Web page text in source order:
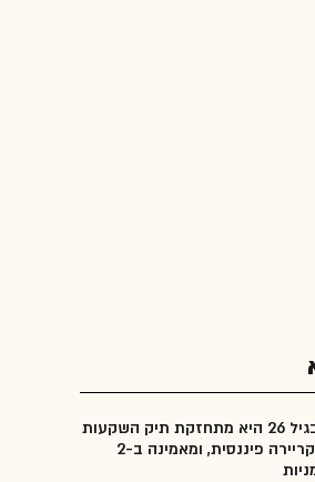
בגיל 26 היא מתחזקת תיק השקעות
וקריירה פיננסית, ומאמינה ב-2